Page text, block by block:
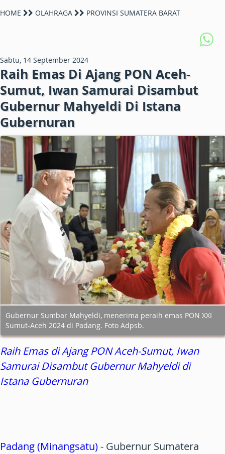
HOME OLAHRAGA PROVINSI SUMATERA BARAT
Sabtu, 14 September 2024
Raih Emas Di Ajang PON Aceh-
Sumut, Iwan Samurai Disambut
Gubernur Mahyeldi Di Istana
Gubernuran
Gubernur Sumbar Mahyeldi, menerima peraih emas PON XXI
Sumut-Aceh 2024 di Padang. Foto Adpsb.
Raih Emas di Ajang PON Aceh-Sumut, Iwan
Samurai Disambut Gubernur Mahyeldi di
Istana Gubernuran
Padang (Minangsatu)- Gubernur Sumatera